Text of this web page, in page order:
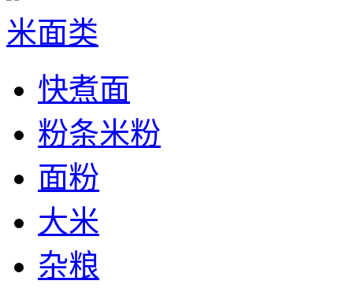
米面类
快煮面
粉条米粉
面粉
大米
杂粮